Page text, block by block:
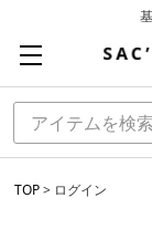
お
TOP ログイン